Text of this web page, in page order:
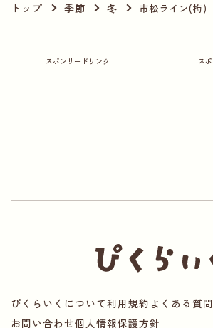
トップ 季節 冬 市松ライン(梅)
ぴくらいくについて利用規約 よくある質問
お問い合わせ個人情報保護方針